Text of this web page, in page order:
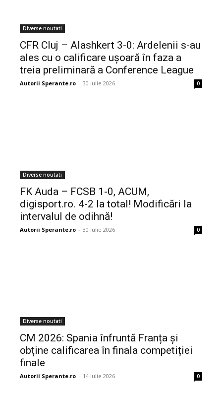
Diverse noutati
CFR Cluj – Alashkert 3-0: Ardelenii s-au
ales cu o calificare ușoară în faza a
treia preliminară a Conference League
Autorii Sperante.ro - 30 iulie 2026 0
Diverse noutati
FK Auda – FCSB 1-0, ACUM,
digisport.ro. 4-2 la total! Modificări la
intervalul de odihnă!
Autorii Sperante.ro - 30 iulie 2026 0
Diverse noutati
CM 2026: Spania înfruntă Franța și
obține calificarea în finala competiției
finale
Autorii Sperante.ro - 14 iulie 2026 0